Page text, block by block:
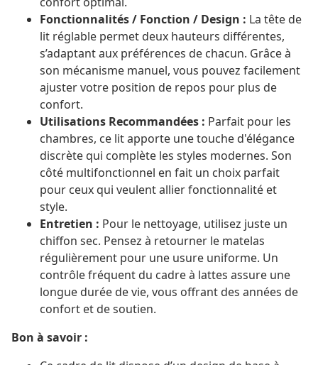
Fonctionnalités / Fonction / Design : La tête de
lit réglable permet deux hauteurs différentes,
s’adaptant aux préférences de chacun. Grâce à
son mécanisme manuel, vous pouvez facilement
ajuster votre position de repos pour plus de
confort.
Utilisations Recommandées : Parfait pour les
chambres, ce lit apporte une touche d'élégance
discrète qui complète les styles modernes. Son
côté multifonctionnel en fait un choix parfait
pour ceux qui veulent allier fonctionnalité et
style.
Entretien : Pour le nettoyage, utilisez juste un
chiffon sec. Pensez à retourner le matelas
régulièrement pour une usure uniforme. Un
contrôle fréquent du cadre à lattes assure une
longue durée de vie, vous offrant des années de
confort et de soutien.
Bon à savoir :